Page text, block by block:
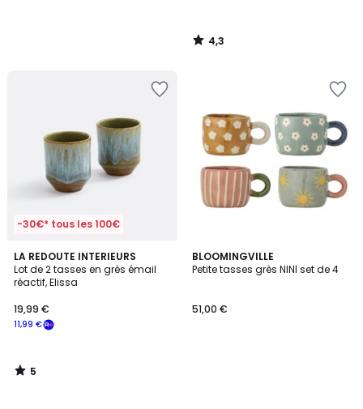
4,3
/
-30€* tous les 100€
LA REDOUTE INTERIEURS
Lot de 2 tasses en grès émail
réactif, Elissa
11,99 €
19,99 €
5
/
5
5
/
BLOOMINGVILLE
Petite tasses grès NINI set de 4
51,00 €